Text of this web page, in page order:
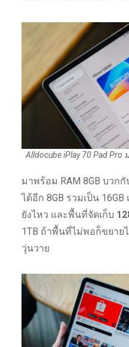
Alldocube iPlay 70 Pad
มาพร้อม RAM 8GB บวก
ได้อีก 8GB รวมเป็น
ยังไหว และพื้นที่จัดเก็บ
1TB ถ้าพื้นที่ไม่พอก็ขยาย
วุ่นวาย